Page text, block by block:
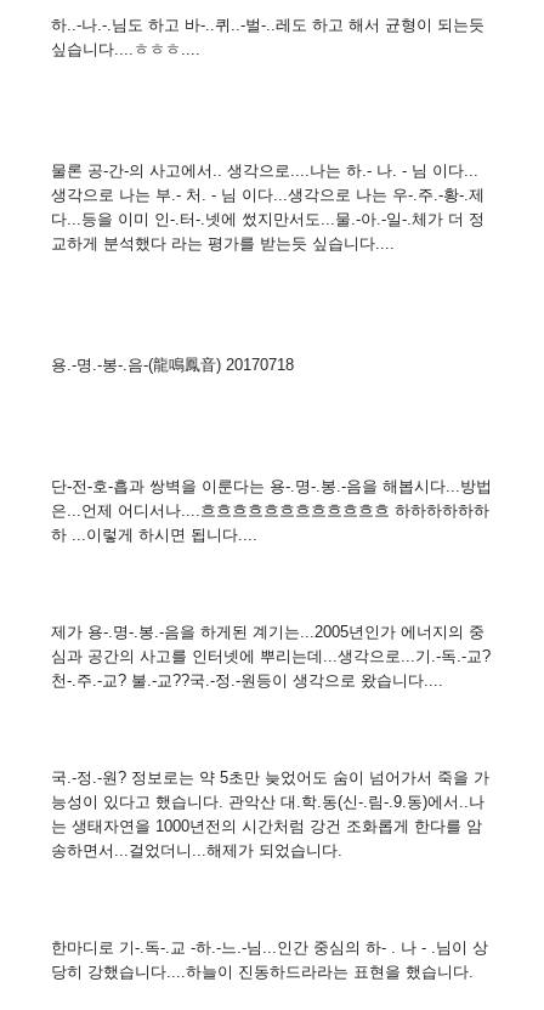
하..-나.-.님도 하고 바-..퀴..-벌-..레도 하고 해서 균형이 되는듯
싶습니다....ㅎㅎㅎ....
물론 공-간-의 사고에서.. 생각으로....나는 하.- 나. - 님 이다...
생각으로 나는 부.- 처. - 님 이다...생각으로 나는 우-.주.-황-.제
다...등을 이미 인-.터-.넷에 썼지만서도...물.-아.-일-.체가 더 정
교하게 분석했다 라는 평가를 받는듯 싶습니다....
용.-명.-봉-.음-(龍鳴鳳音) 20170718
단-전-호-흡과 쌍벽을 이룬다는 용-.명-.봉.-음을 해봅시다...방법
은...언제 어디서나....흐흐흐흐흐흐흐흐흐흐흐흐 하하하하하하
하 ...이렇게 하시면 됩니다....
제가 용-.명-.봉.-음을 하게된 계기는...2005년인가 에너지의 중
심과 공간의 사고를 인터넷에 뿌리는데...생각으로...기.-독.-교?
천-.주.-교? 불.-교??국.-정.-원등이 생각으로 왔습니다....
국.-정.-원? 정보로는 약 5초만 늦었어도 숨이 넘어가서 죽을 가
능성이 있다고 했습니다. 관악산 대.학.동(신-.림-.9.동)에서..나
는 생태자연을 1000년전의 시간처럼 강건 조화롭게 한다를 암
송하면서...걸었더니...해제가 되었습니다.
한마디로 기-.독-.교 -하.-느.-님...인간 중심의 하- . 나 - .님이 상
당히 강했습니다....하늘이 진동하드라라는 표현을 했습니다.